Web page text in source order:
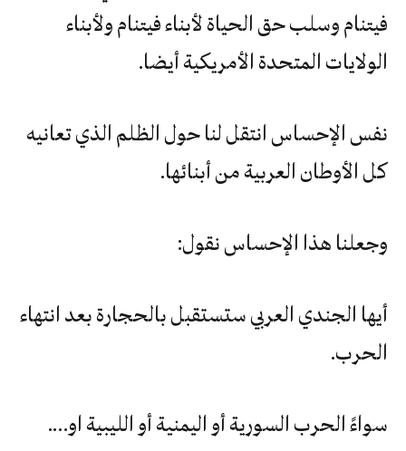
فيتنام وسلب حق الحياة لأبناء فيتنام ولأبناء
الولايات المتحدة الأمريكية أيضا.
نفس الإحساس انتقل لنا حول الظلم الذي تعانيه
كل الأوطان العربية من أبنائها.
وجعلنا هذا الإحساس نقول:
أيها الجندي العربي ستستقبل بالحجارة بعد انتهاء
الحرب.
سواءً الحرب السورية أو اليمنية أو الليبية او….